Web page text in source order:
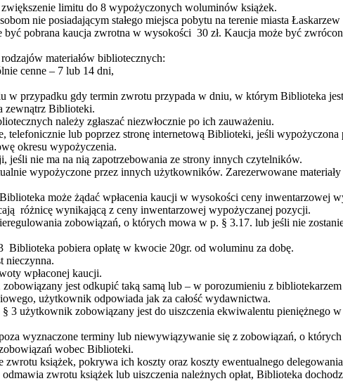
limitu do 8 wypożyczonych woluminów książek.
nie posiadającym stałego miejsca pobytu na terenie miasta
pobrana kaucja zwrotna w wysokości 30 zł. Kaucja może być
materiałów bibliotecznych:
cenne – 7 lub 14 dni,
w przypadku gdy termin zwrotu przypada w dniu, w którym Biblioteka
zewnątrz Biblioteki.
należy zgłaszać niezwłocznie po ich zauważeniu.
telefonicznie lub poprzez stronę internetową Biblioteki, jeśli
okresu wypożyczenia.
nie ma na nią zapotrzebowania ze strony innych czytelników.
wypożyczone przez innych użytkowników. Zarezerwowane
może żądać wpłacenia kaucji w wysokości ceny inwentarzowej
różnicę wynikającą z ceny inwentarzowej wypożyczanej pozycji.
zobowiązań, o których mowa w p. § 3.17. lub jeśli nie
pobiera opłatę w kwocie 20gr. od woluminu za dobę.
nieczynna.
wpłaconej kaucji.
jest odkupić taką samą lub – w porozumieniu z
użytkownik odpowiada jak za całość wydawnictwa.
3 użytkownik zobowiązany jest do uiszczenia ekwiwalentu pieniężnego
wyznaczone terminy lub niewywiązywanie się z zobowiązań, o
wobec Biblioteki.
książek, pokrywa ich koszty oraz koszty ewentualnego
zwrotu książek lub uiszczenia należnych opłat, Biblioteka